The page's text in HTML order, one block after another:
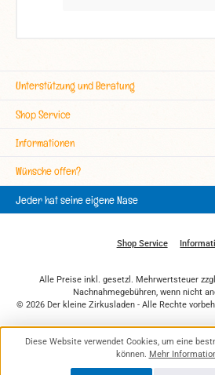
Unterstützung und Beratung
Shop Service
Informationen
Wünsche offen?
Jeder hat seine eigene Nase
Shop Service
Alle Preise inkl. gesetzl. Mehrwertsteuer
Nachnahmegebühren, wenn nicht
© 2026 Der kleine Zirkusladen - Alle Rechte
Diese Website verwendet Cookies, um eine
können. Mehr